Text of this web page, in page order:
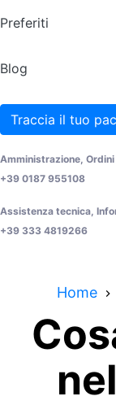
Preferiti
Blog
Traccia il tuo
Amministrazione,
+39 0187 955108
Assistenza tecnica,
+39 333 4819266
Home